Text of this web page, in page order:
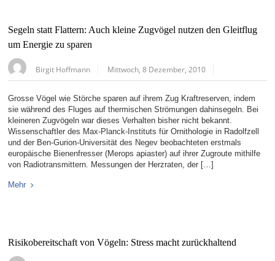
Segeln statt Flattern: Auch kleine Zugvögel nutzen den Gleitflug
um Energie zu sparen
Birgit Hoffmann Mittwoch, 8 Dezember, 2010
Grosse Vögel wie Störche sparen auf ihrem Zug Kraftreserven, indem
sie während des Fluges auf thermischen Strömungen dahinsegeln. Bei
kleineren Zugvögeln war dieses Verhalten bisher nicht bekannt.
Wissenschaftler des Max-Planck-Instituts für Ornithologie in Radolfzell
und der Ben-Gurion-Universität des Negev beobachteten erstmals
europäische Bienenfresser (Merops apiaster) auf ihrer Zugroute mithilfe
von Radiotransmittern. Messungen der Herzraten, der […]
Mehr
Risikobereitschaft von Vögeln: Stress macht zurückhaltend